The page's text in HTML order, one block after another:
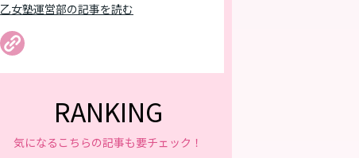
乙女塾運営部の記事を読む
RANKING
気になるこちらの記事も要チェック！